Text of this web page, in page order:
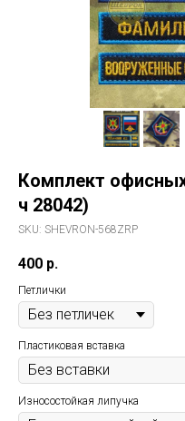
Комплект
ч 28042)
SKU: SHEVRON-568ZRP
400 р.
Петлички
Пластиковая вставка
Износостойкая липучка